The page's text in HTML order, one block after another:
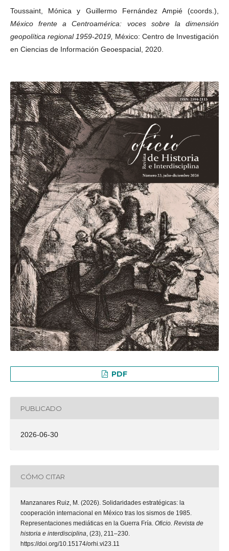
Toussaint, Mónica y Guillermo Fernández Ampié (coords.),
México frente a Centroamérica: voces sobre la dimensión
geopolítica regional 1959-2019, México: Centro de Investigación
en Ciencias de Información Geoespacial, 2020.
PDF
PUBLICADO
2026-06-30
CÓMO CITAR
Manzanares Ruiz, M. (2026). Solidaridades estratégicas: la
cooperación internacional en México tras los sismos de 1985.
Representaciones mediáticas en la Guerra Fría. Oficio. Revista de
historia e interdisciplina, (23), 211–230.
https://doi.org/10.15174/orhi.vi23.11